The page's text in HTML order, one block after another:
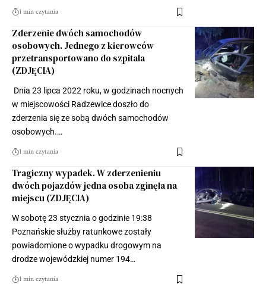
1 min czytania
Zderzenie dwóch samochodów
osobowych. Jednego z kierowców
przetransportowano do szpitala
(ZDJĘCIA)
Dnia 23 lipca 2022 roku, w godzinach nocnych
w miejscowości Radzewice doszło do
zderzenia się ze sobą dwóch samochodów
osobowych.…
1 min czytania
Tragiczny wypadek. W zderzenieniu
dwóch pojazdów jedna osoba zginęła na
miejscu (ZDJĘCIA)
W sobotę 23 stycznia o godzinie 19:38
Poznańskie służby ratunkowe zostały
powiadomione o wypadku drogowym na
drodze wojewódzkiej numer 194…
1 min czytania